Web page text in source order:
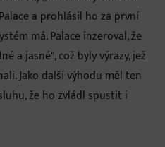
a prohlásil ho za první
má. Palace inzeroval, že
a jasné", což byly výrazy, jež
Jako další výhodu měl ten
že ho zvládl spustit i